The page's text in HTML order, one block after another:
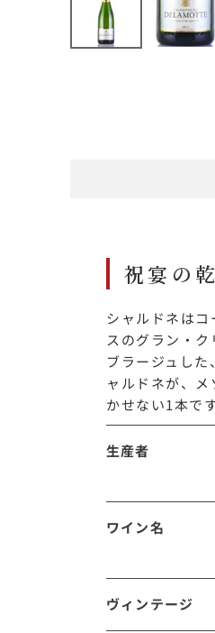
ローヌ
スパークリング
お得な情報を受け取る
祝宴の
シャルドネは
スのグラン・
ブラージュし
ャルドネが、
かせない1本で
生産者
ワイン名
ヴィンテージ